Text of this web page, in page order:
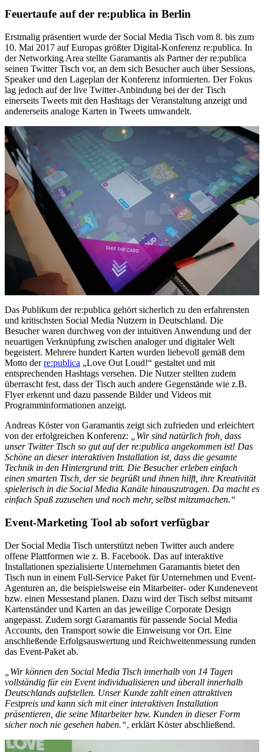
Feuertaufe auf der re:publica in Berlin
Erstmalig präsentiert wurde der Social Media Tisch vom 8. bis zum
10. Mai 2017 auf Europas größter Digital-Konferenz re:publica. In
der Networking Area stellte Garamantis als Partner der re:publica
seinen Twitter Tisch vor, an dem sich Besucher auch über Sessions,
Speaker und den Lageplan der Konferenz informierten. Der Fokus
lag jedoch auf der live Twitter-Anbindung bei der der Tisch
einerseits Tweets mit den Hashtags der Veranstaltung anzeigt und
andererseits analoge Karten in Tweets umwandelt.
Das Publikum der re:publica gehört sicherlich zu den erfahrensten
und kritischsten Social Media Nutzern in Deutschland. Die
Besucher waren durchweg von der intuitiven Anwendung und der
neuartigen Verknüpfung zwischen analoger und digitaler Welt
begeistert. Mehrere hundert Karten wurden liebevoll gemäß dem
Motto derre:publica „Love Out Loud!“ gestaltet und mit
entsprechenden Hashtags versehen. Die Nutzer stellten zudem
überrascht fest, dass der Tisch auch andere Gegenstände wie z.B.
Flyer erkennt und dazu passende Bilder und Videos mit
Programminformationen anzeigt.
Andreas Köster von Garamantis zeigt sich zufrieden und erleichtert
von der erfolgreichen Konferenz: „Wir sind natürlich froh, dass
unser Twitter Tisch so gut auf der re:publica angekommen ist! Das
Schöne an dieser interaktiven Installation ist, dass die gesamte
Technik in den Hintergrund tritt. Die Besucher erleben einfach
einen smarten Tisch, der sie begrüßt und ihnen hilft, ihre Kreativität
spielerisch in die Social Media Kanäle hinauszutragen. Da macht es
einfach Spaß zuzusehen und noch mehr, selbst mitzumachen.“
Event-Marketing Tool ab sofort verfügbar
Der Social Media Tisch unterstützt neben Twitter auch andere
offene Plattformen wie z. B. Facebook. Das auf interaktive
Installationen spezialisierte Unternehmen Garamantis bietet den
Tisch nun in einem Full-Service Paket für Unternehmen und Event-
Agenturen an, die beispielsweise ein Mitarbeiter- oder Kundenevent
bzw. einen Messestand planen. Dazu wird der Tisch selbst mitsamt
Kartenständer und Karten an das jeweilige Corporate Design
angepasst. Zudem sorgt Garamantis für passende Social Media
Accounts, den Transport sowie die Einweisung vor Ort. Eine
anschließende Erfolgsauswertung und Reichweitenmessung runden
das Event-Paket ab.
„Wir können den Social Media Tisch innerhalb von 14 Tagen
vollständig für ein Event individualisieren und überall innerhalb
Deutschlands aufstellen. Unser Kunde zahlt einen attraktiven
Festpreis und kann sich mit einer interaktiven Installation
präsentieren, die seine Mitarbeiter bzw. Kunden in dieser Form
sicher noch nie gesehen haben.“, erklärt Köster abschließend.